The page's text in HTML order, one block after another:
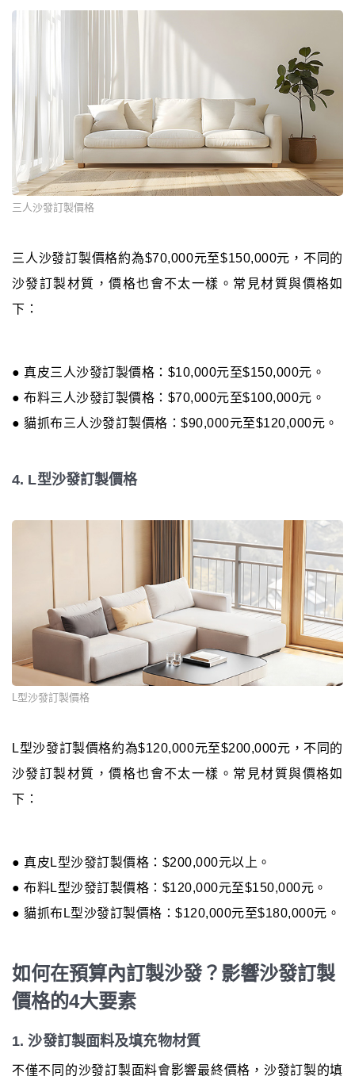
三人沙發訂製價格
三人沙發訂製價格約為$70,000元至$150,000元，不同的
沙發訂製材質，價格也會不太一樣。常見材質與價格如
下：
● 真皮三人沙發訂製價格：$10,000元至$150,000元。
● 布料三人沙發訂製價格：$70,000元至$100,000元。
● 貓抓布三人沙發訂製價格：$90,000元至$120,000元。
4. L型沙發訂製價格
L型沙發訂製價格
L型沙發訂製價格約為$120,000元至$200,000元，不同的
沙發訂製材質，價格也會不太一樣。常見材質與價格如
下：
● 真皮L型沙發訂製價格：$200,000元以上。
● 布料L型沙發訂製價格：$120,000元至$150,000元。
● 貓抓布L型沙發訂製價格：$120,000元至$180,000元。
如何在預算內訂製沙發？影響沙發訂製
價格的4大要素
1. 沙發訂製面料及填充物材質
不僅不同的沙發訂製面料會影響最終價格，沙發訂製的填